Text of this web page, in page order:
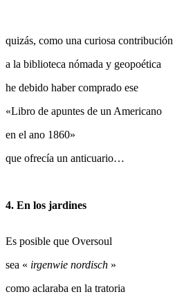
quizás, como una curiosa contribución
a la biblioteca nómada y geopoética
he debido haber comprado ese
«Libro de apuntes de un Americano
en el ano 1860»
que ofrecía un anticuario…
4. En los jardines
Es posible que Oversoul
sea « irgenwie nordisch »
como aclaraba en la tratoria